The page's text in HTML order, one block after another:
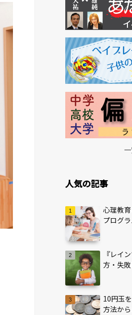
人気の記事
心理教
プログ
『レイ
方・失
10円玉
方法か